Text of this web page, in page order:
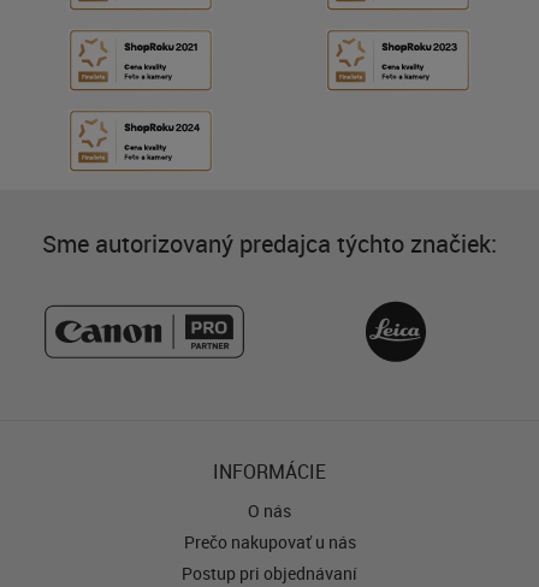
Sme autorizovaný predajca týchto značiek:
INFORMÁCIE
O nás
Prečo nakupovať u nás
Postup pri objednávaní